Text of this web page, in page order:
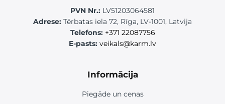
PVN Nr.: LV51203064581
Adrese: Tērbatas iela 72, Rīga, LV-1001, Latvija
Telefons: +371 22087756
E-pasts: veikals@karm.lv
Informācija
Piegāde un cenas